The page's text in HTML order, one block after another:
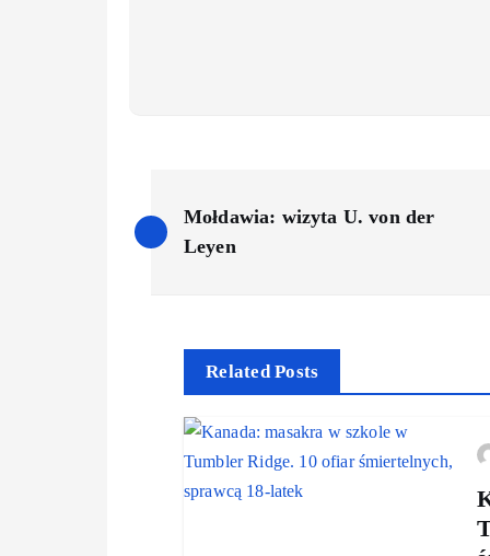
o
Mołdawia: wizyta U. von der
Leyen
Related Posts